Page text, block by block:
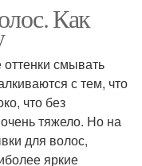
Как
смывать
с тем, что
что без
тяжело. Но на
для волос,
яркие